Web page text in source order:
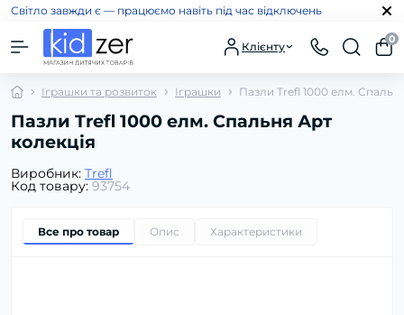
Світло завжди є — працюємо навіть під час відключень
Клієнту
0
Іграшки та розвиток Іграшки Пазли Trefl 1000 елм.
Пазли Trefl 1000 елм. Спальня Арт
колекція
Виробник: Trefl
Код товару: 93754
Все про товар Опис Характеристики